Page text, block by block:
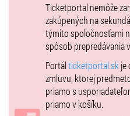
Ticketportal nemôže
zakúpených na
týmito spoločnosťami
spôsob prepredávania
Portálticketportal.sk je
zmluvu, ktorej
priamo s
priamo v košíku.